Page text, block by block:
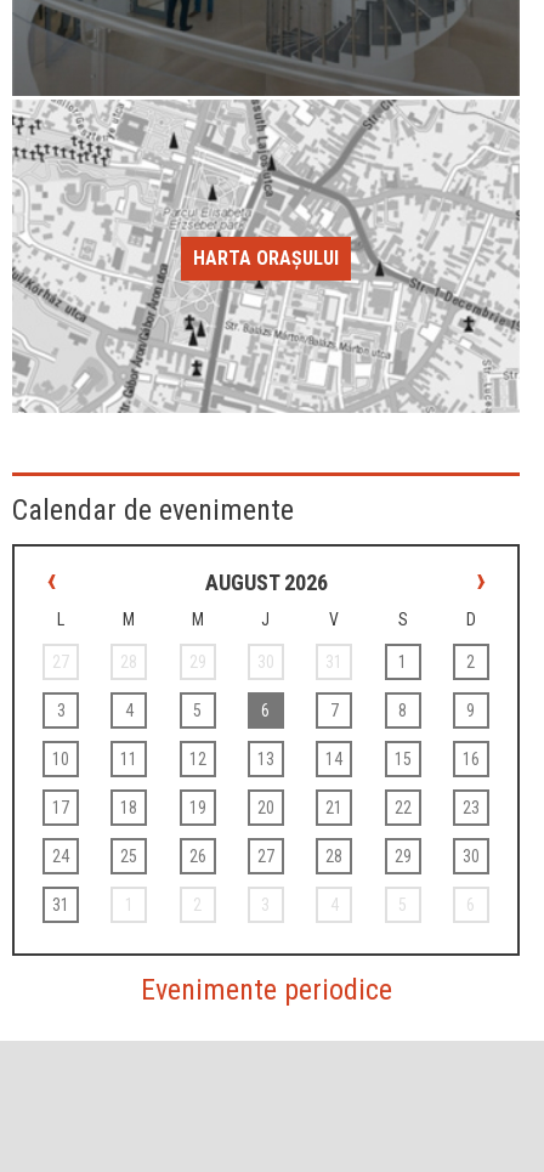
HARTA ORAȘULUI
Calendar de evenimente
‹ AUGUST 2026 ›
L M M J V S D
27 28 29 30 31 1 2
3 4 5 6 7 8 9
10 11 12 13 14 15 16
17 18 19 20 21 22 23
24 25 26 27 28 29 30
31 1 2 3 4 5 6
Evenimente periodice